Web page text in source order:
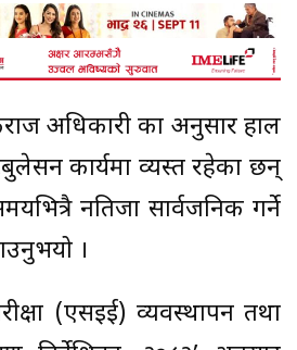
अधिकारी का अनुसार हाल
कार्यमा व्यस्त रहेका छन्
नतिजा सार्वजनिक गर्ने
।
(एसइई) व्यवस्थापन तथा